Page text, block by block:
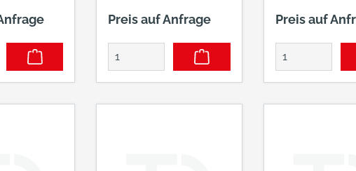
Preis auf Anfrage Preis auf